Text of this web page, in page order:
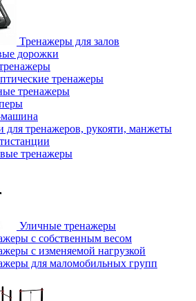
Тренажеры для залов
дорожки
тренажеры
тренажеры
для тренажеров, рукояти, манжеты
тренажеры
Уличные тренажеры
с собственным весом
с изменяемой нагрузкой
для маломобильных групп